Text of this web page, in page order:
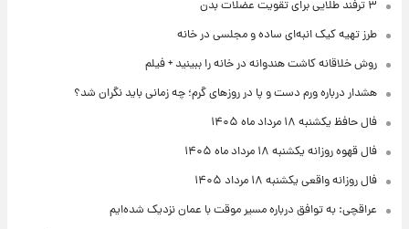
۳ ترفند طلایی برای تقویت عضلات بدن
طرز تهیه کیک انبه‌ای ساده و مجلسی در خانه
روش خلاقانه کاشت هندوانه در خانه را ببینید + فیلم
هشدار درباره ورم دست و پا در روزهای گرم؛ چه زمانی باید نگران شد؟
فال حافظ یکشنبه ۱۸ مرداد ماه ۱۴۰۵
فال قهوه روزانه یکشنبه ۱۸ مرداد ماه ۱۴۰۵
فال روزانه واقعی یکشنبه ۱۸ مرداد ۱۴۰۵
عراقچی: به توافق درباره مسیر موقت با عمان نزدیک شده‌ایم